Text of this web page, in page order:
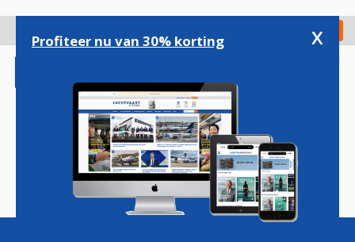
gaan
Check in
Magazine Podcasts Vacatures
Profiteer nu van 30% korting x